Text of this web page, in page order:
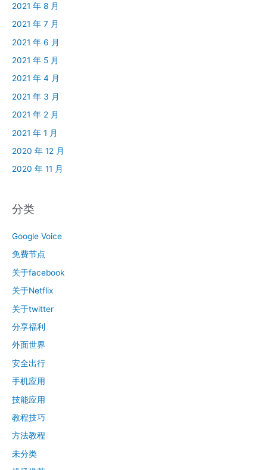
2021 年 8 月
2021 年 7 月
2021 年 6 月
2021 年 5 月
2021 年 4 月
2021 年 3 月
2021 年 2 月
2021 年 1 月
2020 年 12 月
2020 年 11 月
分类
Google Voice
免费节点
关于facebook
关于Netflix
关于twitter
分享福利
外面世界
安全出行
手机应用
技能应用
教程技巧
方法教程
未分类